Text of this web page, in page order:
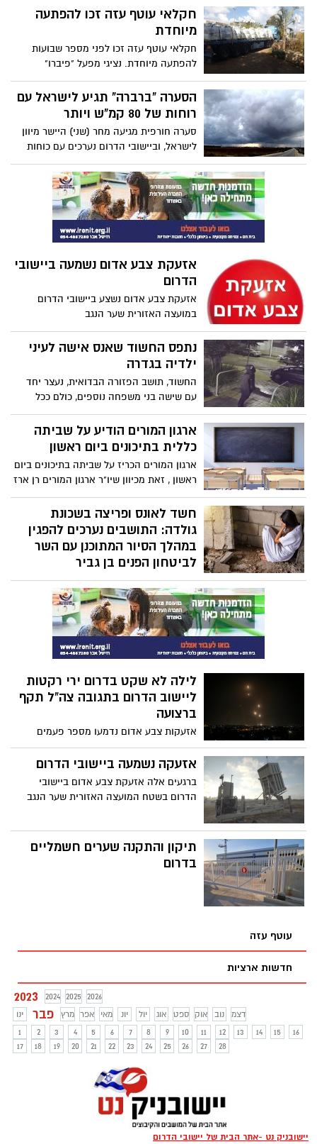
צדדי של אייל נגר מעביר מסר חד צדדי שהוא
רוצה לפרוש מעולם הפשע?
חקלאי עוטף עזה זכו להפתעה
מיוחדת
חקלאי עוטף עזה זכו לפני מספר שבועות
להפתעה מיוחדת. נציגי מפעל "פיברו"
מהמועצה התעשייתית נאות חובב, המייצר
תרופות שונות פנו לחקלאי העוטף וביקשו
לקלוט כ-200 טון אמוניום כלוריד, תוצר הלוואי
מתהליכי הייצור של החברה, המשמש בדרך
כלל את החקלאים כחומר דישון לגידולי
הירקות השונים.
הסערה "ברברה" תגיע לישראל עם
רוחות של 80 קמ"ש ויותר
סערה חורפית מגיעה מחר (שני) היישר מיוון
לישראל, וביישובי הדרום נערכים עם כוחות
מתוגברים לקראת מזג האוויר הסוער הצפוי,
בין היתר בשל רוחות עוצמתיות במהירות של
עד 80
אזעקת צבע אדום נשמעה ביישובי
הדרום
אזעקת צבע אדום נשצע ביישובי הדרום
במועצה האזורית שער הנגב
נתפס החשוד שאנס אישה לעיני
ילדיה בגדרה
החשוד, תושב הפזורה הבדואית, נעצר יחד
עם שישה בני משפחה נוספים, כולם ככל
הנראה עבדו באתרי הבנייה בשכונה
ארגון המורים הודיע על שביתה
כללית בתיכונים ביום ראשון
ארגון המורים הכריז על שביתה בתיכונים ביום
ראשון , זאת מכיוון שיו"ר ארגון המורים רן ארז
דורש ששכר של מורה מתחיל בחינוך העל
יסודי בישראל יעמוד על 12,000 שקלים
לחודש. השביתה מגיעה, מכיוון שמשרד
האוצר מסרב לנהל מו"מ ענייני עם ארגון
המורים, ולמורי החינוך העל יסודי אין הסכמי
שכר שנה שלמה.
חשד לאונס ופריצה בשכונת
גולדה: התושבים נערכים להפגין
במהלך הסיור המתוכנן עם השר
לביטחון הפנים בן גביר
הסיוט של כל אישה התממש בשכונת גולדה
והכתובת הייתה על הקיר: המשטרה פתחה
בחקירת האירוע המזעזע ומחפשת אחר
החשוד במעשה שטרם נתפס. ככל הנראה
מדובר בבן מיעוטים, ככל הנראה שב"ח ונבדק
חשד האם מדובר בפועל מאתרי הבנייה
דרך חלון הבית. התושבים הנזעמים נערכים
להפגנה בשעה 14:00 ברחוב האילנות
לילה לא שקט בדרום ירי רקטות
ליישוב הדרום בתגובה צה"ל תקף
ברצועה
אזעקות צבע אדום נדמעו מספר פעמים
במהלך הלילה עקב ירי לעבר יישובי הדרום,
דובר צה"ל מסר כי מטוסי חיל האוויר תקפו
אתרים שמשמשים לייצור רקטות ואמצעי
לחימה של חמאס במרכז הרצועה. גדודי חללי
אזעקה נשמעה ביישובי הדרום
ברגעים אלה אזעקת צבע אדום ביישובי
הדרום בשטח המועצה האזורית שער הנגב
תיקון והתקנה שערים חשמליים
בדרום
עוטף עזה
חדשות ארציות
2023 2024 2025
2026
ינו
פבר מרץ אפר מאי יונ יול אוג ספט אוק נוב
דצמ
1
2 3 4 5 6 7 8 9 10 11 12 13 14 15
16
17
18 19 20 21 22 23 24 25 26 27 28
יישובניק נט -אתר הבית של יישובי הדרום